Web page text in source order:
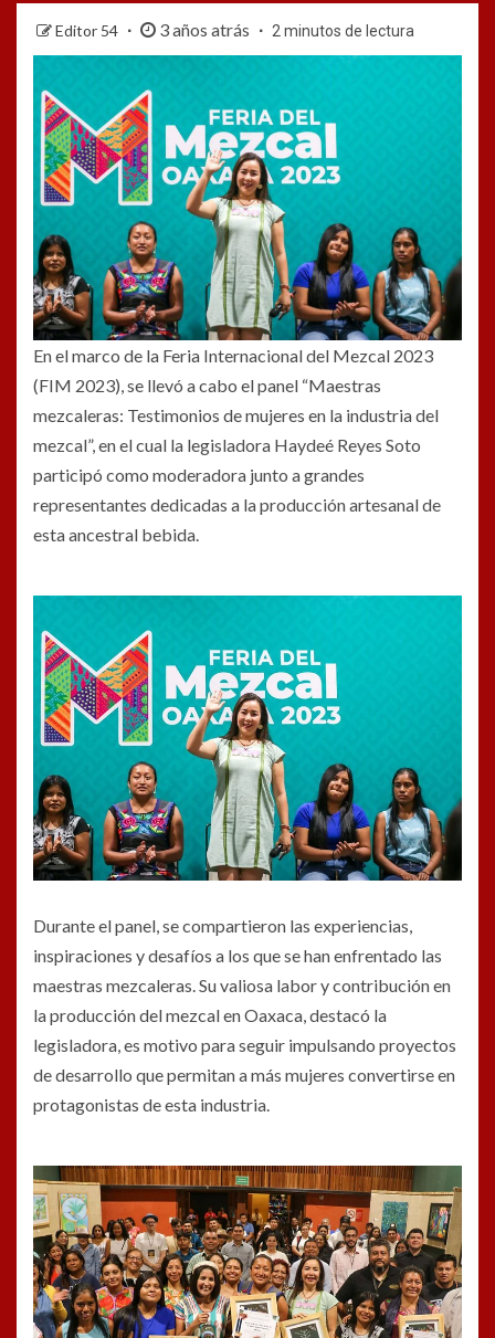
Editor 54 3 años atrás 2 minutos de lectura
En el marco de la Feria Internacional del Mezcal 2023
(FIM 2023), se llevó a cabo el panel “Maestras
mezcaleras: Testimonios de mujeres en la industria del
mezcal”, en el cual la legisladora Haydeé Reyes Soto
participó como moderadora junto a grandes
representantes dedicadas a la producción artesanal de
esta ancestral bebida.
Durante el panel, se compartieron las experiencias,
inspiraciones y desafíos a los que se han enfrentado las
maestras mezcaleras. Su valiosa labor y contribución en
la producción del mezcal en Oaxaca, destacó la
legisladora, es motivo para seguir impulsando proyectos
de desarrollo que permitan a más mujeres convertirse en
protagonistas de esta industria.